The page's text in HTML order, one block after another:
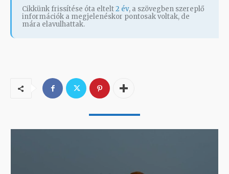
Cikkünk frissítése óta eltelt2 év, a szövegben szereplő
információk a megjelenéskor pontosak voltak, de
mára elavulhattak.